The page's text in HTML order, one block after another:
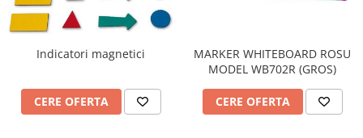
Indicatori magnetici
CERE OFERTA
MARKER WHITEBOARD ROSU
MODEL WB702R (GROS)
CERE OFERTA